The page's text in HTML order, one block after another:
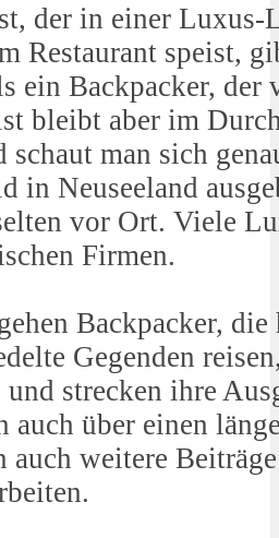
der in einer Luxus-
Restaurant speist,
ein Backpacker, der
bleibt aber im
schaut man sich
in Neuseeland
vor Ort. Viele
Firmen.
Backpacker,
Gegenden
strecken ihre
auch über einen
auch weitere